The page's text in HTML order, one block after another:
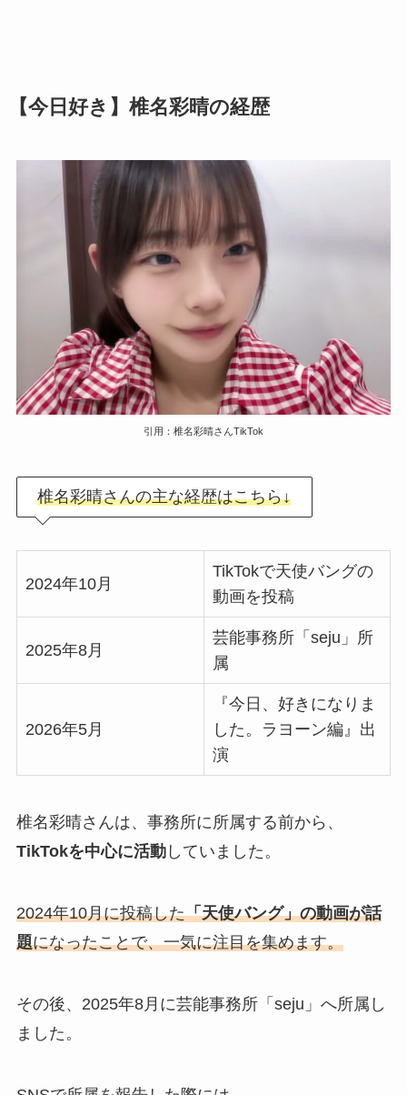
【今日好き】椎名彩晴の経歴
引用：椎名彩晴さんTikTok
椎名彩晴さんの主な経歴はこちら↓
2024年10月
TikTokで天使バングの
動画を投稿
2025年8月
芸能事務所「seju」所
属
2026年5月
『今日、好きになりま
した。ラヨーン編』出
演
椎名彩晴さんは、事務所に所属する前から、
TikTokを中心に活動していました。
2024年10月に投稿した「天使バング」の動画が話
題になったことで、一気に注目を集めます。
その後、2025年8月に芸能事務所「seju」へ所属し
ました。